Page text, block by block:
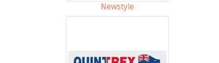
Newstyle